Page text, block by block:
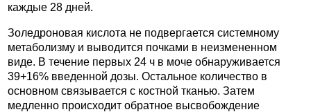
каждые 28 дней.
Золедроновая кислота не подвергается системному
метаболизму и выводится почками в неизмененном
виде. В течение первых 24 ч в моче обнаруживается
39+16% введенной дозы. Остальное количество в
основном связывается с костной тканью. Затем
медленно происходит обратное высвобождение